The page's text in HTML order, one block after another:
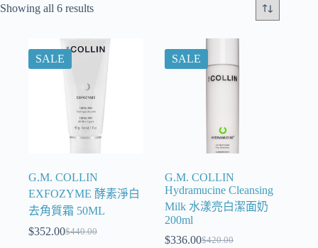
Showing all 6 results
SALE
G.M. COLLIN
EXFOZYME 酵素淨白
去角質霜 50ML
$440.00
$352.00
SALE
G.M. COLLIN
Hydramucine Cleansing
Milk 水漾亮白潔面奶
200ml
$420.00
$336.00